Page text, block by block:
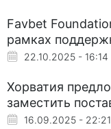
Favbet
рамках
22.10.2025 - 16:14
Хорватия
заместить
16.09.2025 - 22:21